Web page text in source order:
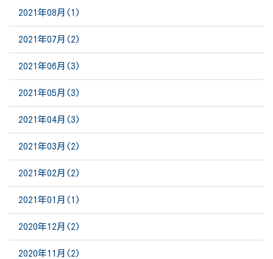
2021年08月(1)
2021年07月(2)
2021年06月(3)
2021年05月(3)
2021年04月(3)
2021年03月(2)
2021年02月(2)
2021年01月(1)
2020年12月(2)
2020年11月(2)